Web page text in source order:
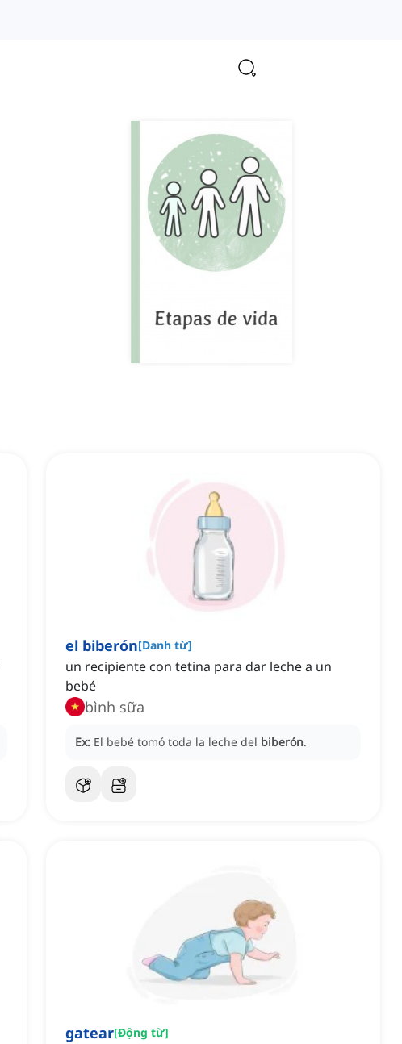
el biberón[Danh từ]
un recipiente con tetina para dar leche a un
bebé
bình sữa
Ex: El bebé tomó toda la leche del biberón.
gatear[Động từ]